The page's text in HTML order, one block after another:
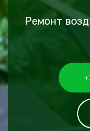
Ремонт